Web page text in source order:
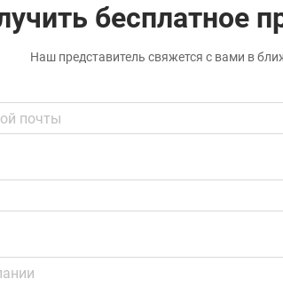
бесплатное
Наш представитель свяжется с вами в